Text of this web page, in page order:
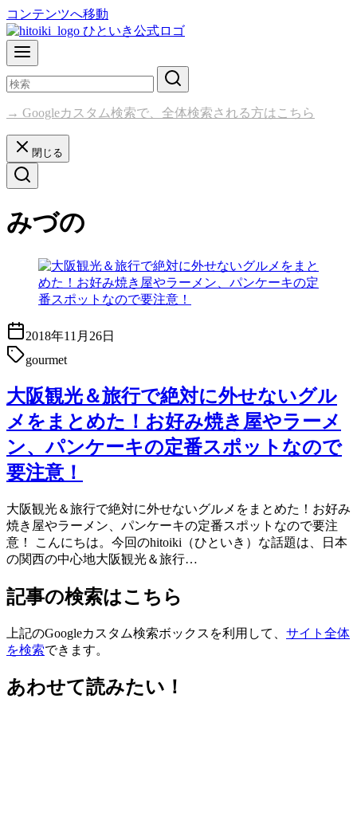
コンテンツへ移動
→ Googleカスタム検索で、全体検索される方はこちら
閉じる
みづの
2018年11月26日
gourmet
大阪観光＆旅行で絶対に外せないグル
メをまとめた！お好み焼き屋やラーメ
ン、パンケーキの定番スポットなので
要注意！
大阪観光＆旅行で絶対に外せないグルメをまとめた！お好み
焼き屋やラーメン、パンケーキの定番スポットなので要注
意！ こんにちは。今回のhitoiki（ひといき）な話題は、日本
の関西の中心地大阪観光＆旅行…
記事の検索はこちら
上記のGoogleカスタム検索ボックスを利用して、 サイト全体
を検索できます。
あわせて読みたい！